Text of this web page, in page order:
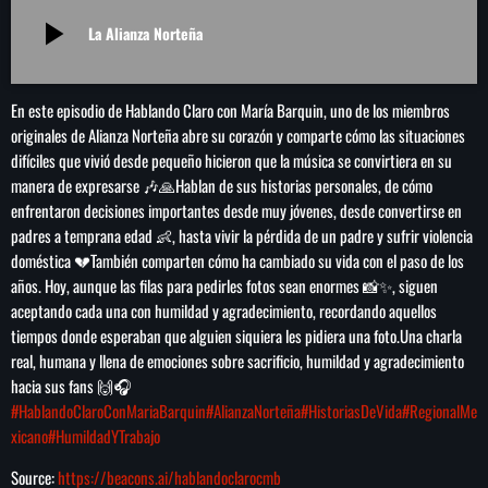
play_arrow LA CAMPESINA 104.5 FM
play_arrow LA CAMPESINA GEORGIA
INICIO
NOTAS
PROGRAMACIÓN keyboard_arrow_down
LOCUCIÓN (TALENTO AL AIRE)
RANKING
COMUNÍCATE
PUBLICIDAD
HISTORIA
play_arrow La Alianza Norteña
En este episodio de Hablando Claro con María Barquin, uno de los miembros
originales de Alianza Norteña abre su corazón y comparte cómo las situaciones
difíciles que vivió desde pequeño hicieron que la música se convirtiera en su
manera de expresarse 🎶🙏Hablan de sus historias personales, de cómo
enfrentaron decisiones importantes desde muy jóvenes, desde convertirse en
padres a temprana edad 👶, hasta vivir la pérdida de un padre y sufrir violencia
doméstica 💔También comparten cómo ha cambiado su vida con el paso de los
años. Hoy, aunque las filas para pedirles fotos sean enormes 📸✨, siguen
aceptando cada una con humildad y agradecimiento, recordando aquellos
tiempos donde esperaban que alguien siquiera les pidiera una foto.Una charla
real, humana y llena de emociones sobre sacrificio, humildad y agradecimiento
hacia sus fans 🙌🎧
#HablandoClaroConMariaBarquin#AlianzaNorteña#HistoriasDeVida#RegionalMe
xicano#HumildadYTrabajo
Source:https://beacons.ai/hablandoclarocmb